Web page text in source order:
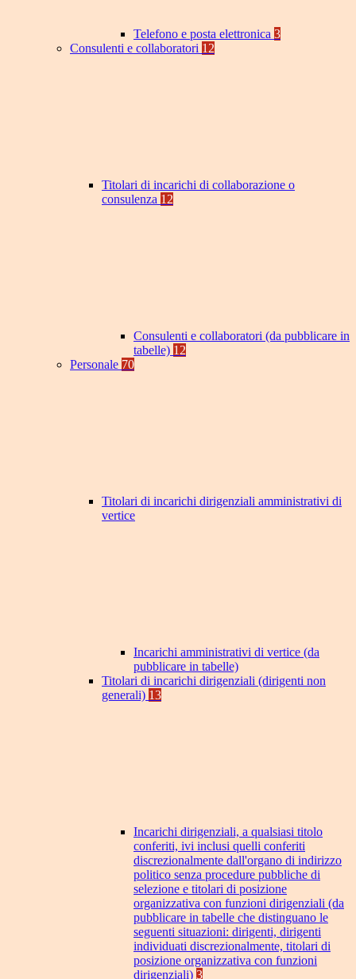
Telefono e posta elettronica 3
Consulenti e collaboratori 12
Titolari di incarichi di collaborazione o
consulenza 12
Consulenti e collaboratori (da pubblicare in
tabelle) 12
Personale 70
Titolari di incarichi dirigenziali amministrativi di
vertice
Incarichi amministrativi di vertice (da
pubblicare in tabelle)
Titolari di incarichi dirigenziali (dirigenti non
generali) 13
Incarichi dirigenziali, a qualsiasi titolo
conferiti, ivi inclusi quelli conferiti
discrezionalmente dall'organo di indirizzo
politico senza procedure pubbliche di
selezione e titolari di posizione
organizzativa con funzioni dirigenziali (da
pubblicare in tabelle che distinguano le
seguenti situazioni: dirigenti, dirigenti
individuati discrezionalmente, titolari di
posizione organizzativa con funzioni
dirigenziali) 3